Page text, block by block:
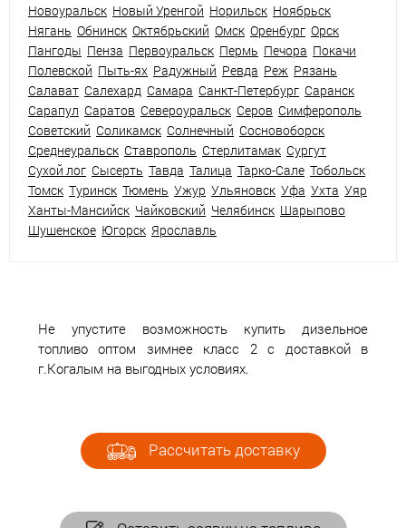
Новоуральск Новый Уренгой Норильск Ноябрьск
Нягань Обнинск Октябрьский Омск Оренбург Орск
Пангоды Пенза Первоуральск Пермь Печора Покачи
Полевской Пыть-ях Радужный Ревда Реж Рязань
Салават Салехард Самара Санкт-Петербург Саранск
Сарапул Саратов Североуральск Серов Симферополь
Советский Соликамск Солнечный Сосновоборск
Среднеуральск Ставрополь Стерлитамак Сургут
Сухой лог Сысерть Тавда Талица Тарко-Сале Тобольск
Томск Туринск Тюмень Ужур Ульяновск Уфа Ухта Уяр
Ханты-Мансийск Чайковский Челябинск Шарыпово
Шушенское Югорск Ярославль
Не упустите возможность купить дизельное
топливо оптом зимнее класс 2 с доставкой в
г.Когалым на выгодных условиях.
Рассчитать доставку